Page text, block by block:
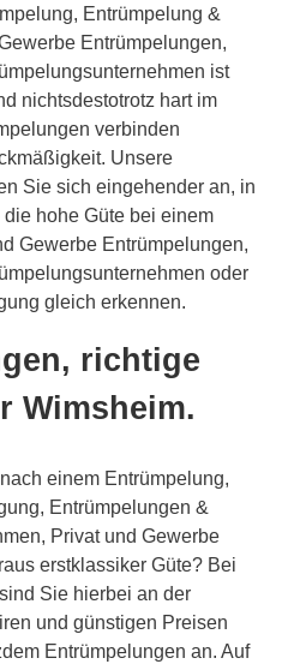
Entrümpelung &
Entrümpelungen,
ist
nichtsdestotrotz hart im
verbinden
Unsere
Sie sich eingehender an, in
hohe Güte bei einem
Gewerbe Entrümpelungen,
oder
gleich erkennen.
richtige
Wimsheim.
einem Entrümpelung,
Entrümpelungen &
Privat und Gewerbe
erstklassiker Güte? Bei
Sie hierbei an der
und günstigen Preisen
Entrümpelungen an. Auf